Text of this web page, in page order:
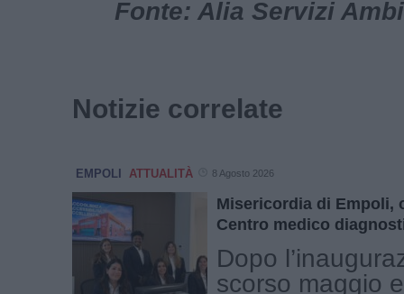
Fonte: Alia Servizi
Notizie correlate
EMPOLI ATTUALITÀ 8 Agosto 2026
Misericordia di Empoli,
Centro medico
Dopo
scorso maggio